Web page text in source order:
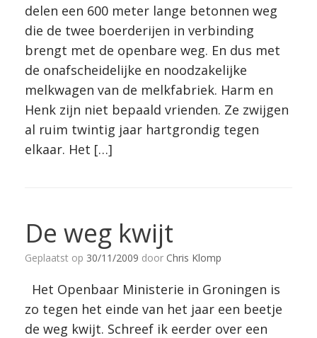
delen een 600 meter lange betonnen weg
die de twee boerderijen in verbinding
brengt met de openbare weg. En dus met
de onafscheidelijke en noodzakelijke
melkwagen van de melkfabriek. Harm en
Henk zijn niet bepaald vrienden. Ze zwijgen
al ruim twintig jaar hartgrondig tegen
elkaar. Het […]
De weg kwijt
Geplaatst op 30/11/2009 door Chris Klomp
Het Openbaar Ministerie in Groningen is
zo tegen het einde van het jaar een beetje
de weg kwijt. Schreef ik eerder over een